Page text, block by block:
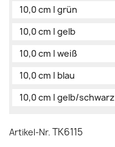
10,0 cm | grün
10,0 cm | gelb
10,0 cm | weiß
10,0 cm | blau
10,0 cm | gelb/schwarz
Artikel-Nr. TK6115